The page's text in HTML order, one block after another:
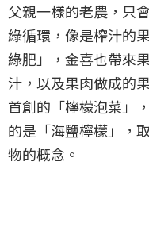
父親一樣的老農，只
綠循環，像是榨汁的
綠肥」，金喜也帶來
汁，以及果肉做成的
首創的「檸檬泡菜」
的是「海鹽檸檬」，
物的概念。